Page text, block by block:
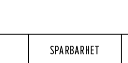
SPARBARHET